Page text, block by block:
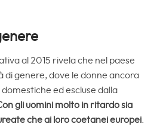
al 2015 rivela che nel paese
di genere, dove le donne ancora
ed escluse dalla
gli uomini molto in ritardo sia
che ai loro coetanei europei